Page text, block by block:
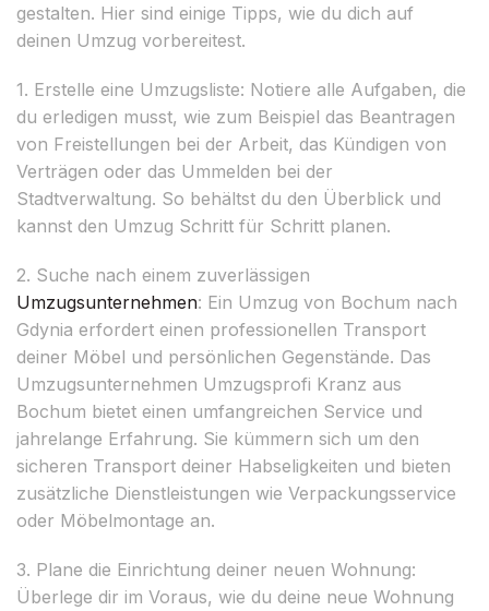
gestalten. Hier sind einige Tipps, wie du dich auf
deinen Umzug vorbereitest.
1. Erstelle eine Umzugsliste: Notiere alle Aufgaben, die
du erledigen musst, wie zum Beispiel das Beantragen
von Freistellungen bei der Arbeit, das Kündigen von
Verträgen oder das Ummelden bei der
Stadtverwaltung. So behältst du den Überblick und
kannst den Umzug Schritt für Schritt planen.
2. Suche nach einem zuverlässigen
Umzugsunternehmen: Ein Umzug von Bochum nach
Gdynia erfordert einen professionellen Transport
deiner Möbel und persönlichen Gegenstände. Das
Umzugsunternehmen Umzugsprofi Kranz aus
Bochum bietet einen umfangreichen Service und
jahrelange Erfahrung. Sie kümmern sich um den
sicheren Transport deiner Habseligkeiten und bieten
zusätzliche Dienstleistungen wie Verpackungsservice
oder Möbelmontage an.
3. Plane die Einrichtung deiner neuen Wohnung:
Überlege dir im Voraus, wie du deine neue Wohnung